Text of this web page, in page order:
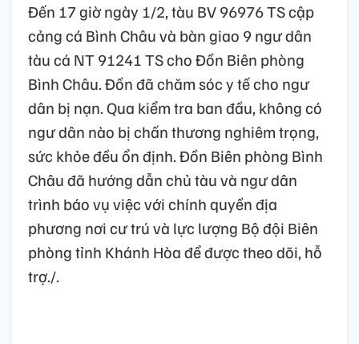
Đến 17 giờ ngày 1/2, tàu BV 96976 TS cập
cảng cá Bình Châu và bàn giao 9 ngư dân
tàu cá NT 91241 TS cho Đồn Biên phòng
Bình Châu. Đồn đã chăm sóc y tế cho ngư
dân bị nạn. Qua kiểm tra ban đầu, không có
ngư dân nào bị chấn thương nghiêm trọng,
sức khỏe đều ổn định. Đồn Biên phòng Bình
Châu đã hướng dẫn chủ tàu và ngư dân
trình báo vụ việc với chính quyền địa
phương nơi cư trú và lực lượng Bộ đội Biên
phòng tỉnh Khánh Hòa để được theo dõi, hỗ
trợ./.